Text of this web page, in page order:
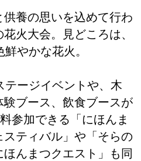
養の思いを込めて行わ
火大会。見どころは、
やかな花火。
テージイベントや、木
ブース、飲食ブースが
参加できる「にほんま
ティバル」や「そらの
んまつクエスト」も同